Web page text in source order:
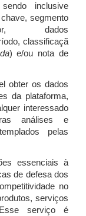
inclusive
segmento
dados
classificaçã
) e/ou nota de
obter os dados
da plataforma,
interessado
análises e
pelas
essenciais à
de defesa dos
no
serviços
serviço é